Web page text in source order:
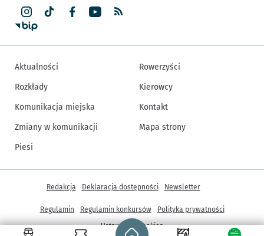
Strona główna - wroclaw.pl
Aktualności
Rozkłady
Komunikacja miejska
Zmiany w komunikacji
Piesi
Rowerzyści
Kierowcy
Kontakt
Mapa strony
Inne informacje
Redakcja Deklaracja dostępności Newsletter
Regulamin Regulamin konkursów
Polityka prywatności
Ustawienia cookies